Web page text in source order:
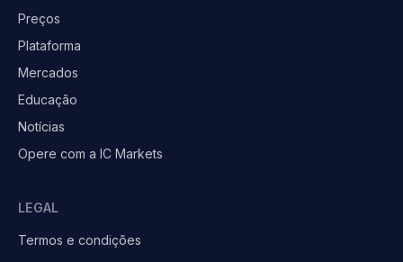
Preços
Plataforma
Mercados
Educação
Notícias
Opere com a IC Markets
LEGAL
Termos e condições